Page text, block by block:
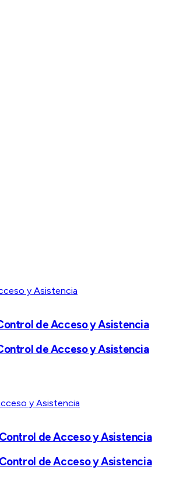
de Acceso y Asistencia
de Acceso y Asistencia
Control de Acceso y Asistencia
Control de Acceso y Asistencia